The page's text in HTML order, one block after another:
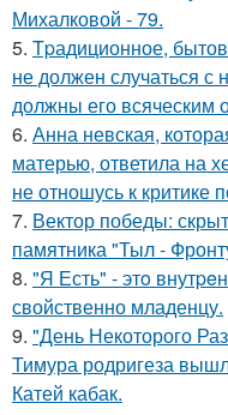
Михалковой - 79.
5. Tpадиционное,
не должен случаться
должны его всяческим
6. Анна невская,
матерью, ответила на
не отношусь к критике
7. Вектор победы:
памятника "Тыл -
8. "Я Есть" - этo
свойственно младенцу.
9. "День Некоторого
Тимура родригеза
Катей кабак.